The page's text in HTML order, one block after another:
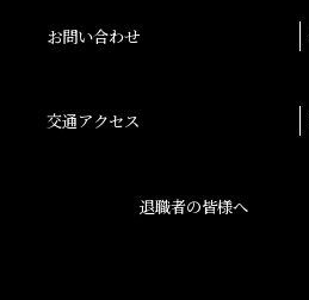
お問い合わせ
交通アクセス
退職者の皆様へ